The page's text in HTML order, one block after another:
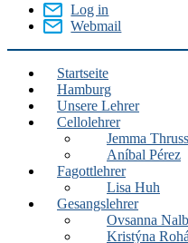
User
Menu
Log in
Webmail
Hamburg
Startseite
Hamburg
Unsere Lehrer
Cellolehrer
Jemma
Aníbal Pérez
Fagottlehrer
Lisa Huh
Gesangslehrer
Ovsanna
Kristýna